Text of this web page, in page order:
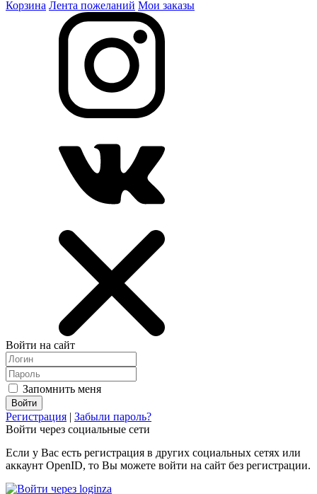
Корзина Лента пожеланий Мои заказы
Войти на сайт
Запомнить меня
Регистрация | Забыли пароль?
Войти через социальные сети
Если у Вас есть регистрация в других социальных сетях или
аккаунт OpenID, то Вы можете войти на сайт без регистрации.